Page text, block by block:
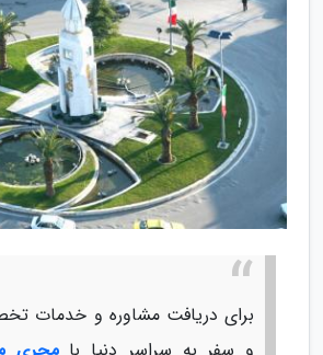
برای دریافت مشاوره و خدمات